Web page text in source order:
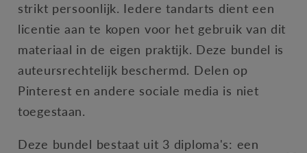
strikt persoonlijk. Iedere tandarts dient een
licentie aan te kopen voor het gebruik van dit
materiaal in de eigen praktijk. Deze bundel is
auteursrechtelijk beschermd. Delen op
Pinterest en andere sociale media is niet
toegestaan.
Deze bundel bestaat uit 3 diploma's: een